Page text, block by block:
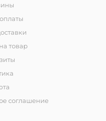
товар
соглашение